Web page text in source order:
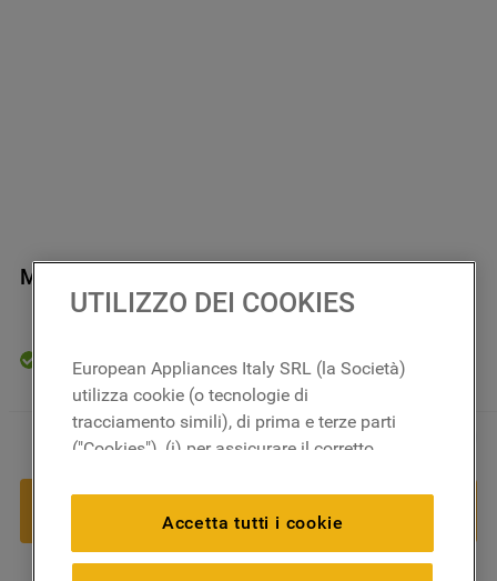
Morsettiera J03014279
In magazzino
47,58 € －
AGGIUNGI AL CARRELLO
UTILIZZO DEI COOKIES
European Appliances Italy SRL (la Società)
utilizza cookie (o tecnologie di
tracciamento simili), di prima e terze parti
("Cookies"), (i) per assicurare il corretto
impostazioni scelte dall'utente e per
migliorare l'esperienza di navigazione
(cookie tecnici), (ii) per finalità statistiche e
Accetta tutti i cookie